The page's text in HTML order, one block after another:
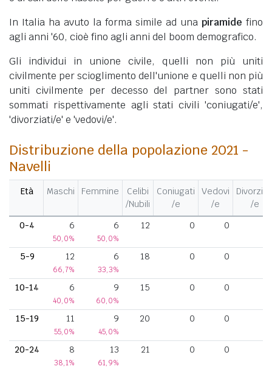
In Italia ha avuto la forma simile ad una piramide fino
agli anni '60, cioè fino agli anni del boom demografico.
Gli individui in unione civile, quelli non più uniti
civilmente per scioglimento dell'unione e quelli non più
uniti civilmente per decesso del partner sono stati
sommati rispettivamente agli stati civili 'coniugati/e',
'divorziati/e' e 'vedovi/e'.
Distribuzione della popolazione 2021 -
Navelli
Età Maschi Femmine
Celibi
/Nubili
Coniugati
/e
Vedovi
/e
/e
0-4
6
50,0%
6
50,0%
12 0 0
5-9 12
66,7%
6
33,3%
18 0 0
10-14 6
40,0%
9
60,0%
15 0 0
15-19 11
55,0%
9
45,0%
20 0 0
20-24 8
38,1%
13
61,9%
21 0 0